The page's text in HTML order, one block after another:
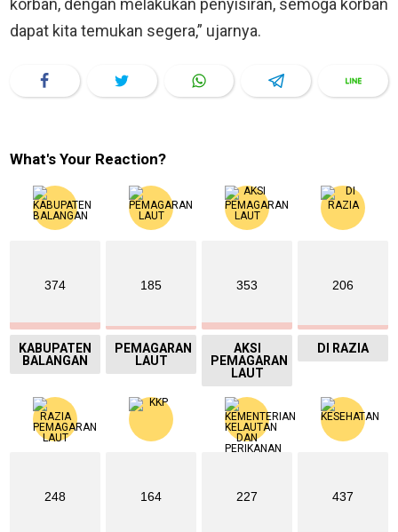
korban, dengan melakukan penyisiran, semoga korban
dapat kita temukan segera,” ujarnya.
What's Your Reaction?
374
KABUPATEN
BALANGAN
185
PEMAGARAN
LAUT
353
AKSI
PEMAGARAN
LAUT
206
DI RAZIA
248 164 227 437